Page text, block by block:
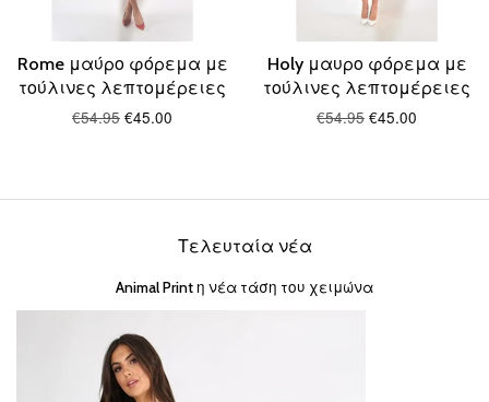
Rome μαύρο φόρεμα με
τούλινες λεπτομέρειες
€54.95 €45.00
Holy μαυρο φόρεμα με
τούλινες λεπτομέρειες
€54.95 €45.00
Τελευταία νέα
Animal Print η νέα τάση του χειμώνα